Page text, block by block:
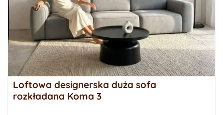
Loftowa designerska duża sofa
rozkładana Koma 3